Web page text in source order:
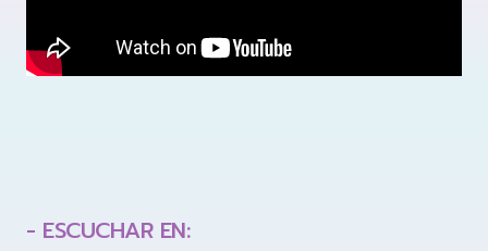
- ESCUCHAR EN: